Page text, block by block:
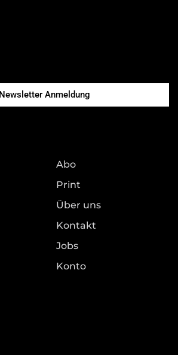
Newsletter Anmeldung
Abo
Print
Über uns
Kontakt
Jobs
Konto